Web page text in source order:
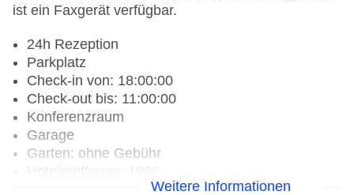
ist ein Faxgerät verfügbar.
24h Rezeption
Parkplatz
Check-in von: 18:00:00
Check-out bis: 11:00:00
Konferenzraum
Garage
Garten: ohne Gebühr
Hoteleröffnung: 1996
Weitere Informationen